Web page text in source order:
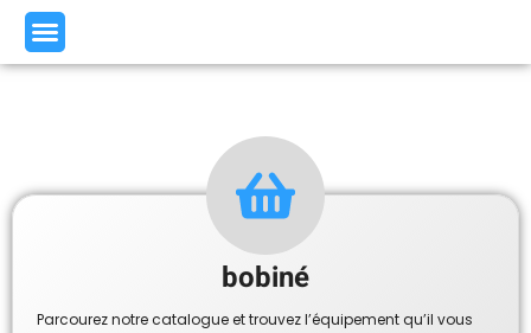
bobiné
Parcourez notre catalogue et trouvez l’équipement qu’il vous